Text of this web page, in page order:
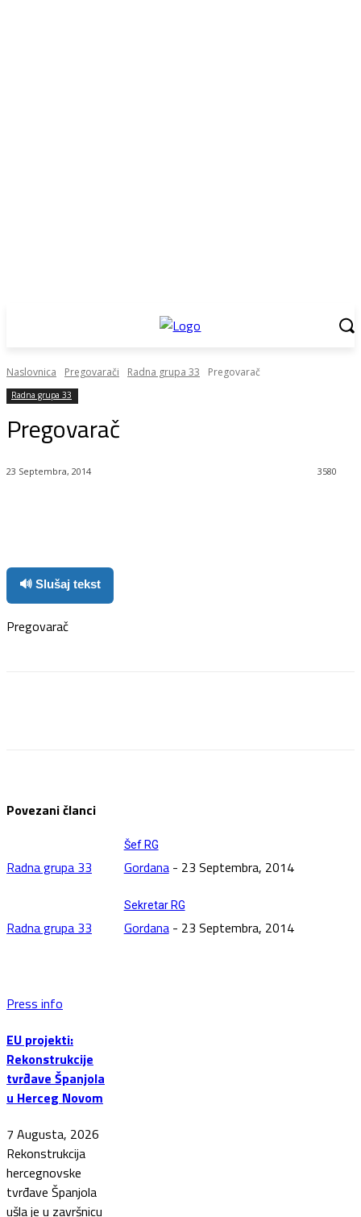
Naslovnica Pregovarači Radna grupa 33 Pregovarač
Radna grupa 33
Pregovarač
23 Septembra, 2014 3580
🔊 Slušaj tekst
Pregovarač
Povezani članci
Radna grupa 33
Šef RG
Gordana - 23 Septembra, 2014
Radna grupa 33
Sekretar RG
Gordana - 23 Septembra, 2014
Press info
EU projekti:
Rekonstrukcije
tvrđave Španjola
u Herceg Novom
7 Augusta, 2026
Rekonstrukcija
hercegnovske
tvrđave Španjola
ušla je u završnicu